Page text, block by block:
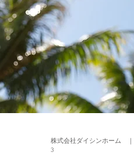
​株式会社ダイシンホーム ｜
3